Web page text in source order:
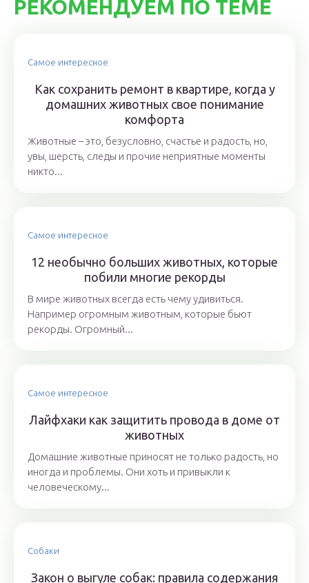
РЕКОМЕНДУЕМ ПО ТЕМЕ
Самое интересное
Как сохранить ремонт в квартире, когда у
домашних животных свое понимание
комфорта
Животные – это, безусловно, счастье и радость, но,
увы, шерсть, следы и прочие неприятные моменты
никто...
Самое интересное
12 необычно больших животных, которые
побили многие рекорды
В мире животных всегда есть чему удивиться.
Например огромным животным, которые бьют
рекорды. Огромный...
Самое интересное
Лайфхаки как защитить провода в доме от
животных
Домашние животные приносят не только радость, но
иногда и проблемы. Они хоть и привыкли к
человеческому...
Собаки
Закон о выгуле собак: правила содержания